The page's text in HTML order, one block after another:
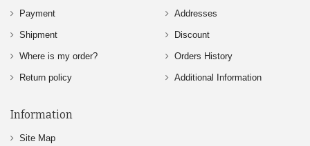
Payment
Shipment
Where is my order?
Return policy
Addresses
Discount
Orders History
Additional Information
Information
Site Map